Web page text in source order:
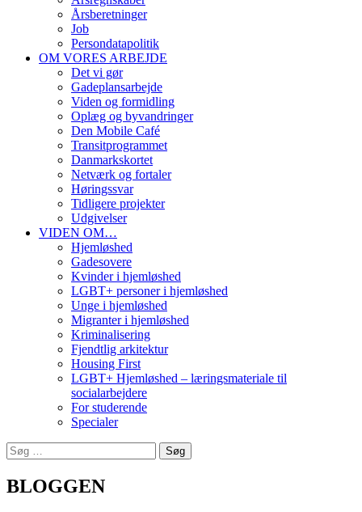
Årsberetninger
Job
Persondatapolitik
OM VORES ARBEJDE
Det vi gør
Gadeplansarbejde
Viden og formidling
Oplæg og byvandringer
Den Mobile Café
Transitprogrammet
Danmarkskortet
Netværk og fortaler
Høringssvar
Tidligere projekter
Udgivelser
VIDEN OM…
Hjemløshed
Gadesovere
Kvinder i hjemløshed
LGBT+ personer i hjemløshed
Unge i hjemløshed
Migranter i hjemløshed
Kriminalisering
Fjendtlig arkitektur
Housing First
LGBT+ Hjemløshed – læringsmateriale til
socialarbejdere
For studerende
Specialer
Søg
efter:
BLOGGEN